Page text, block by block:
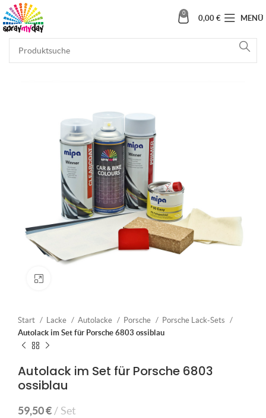
0
0,00 € MENÜ
Start Lacke Autolacke Porsche
Porsche Lack-Sets
Autolack im Set für Porsche 6803 ossiblau
Autolack im Set für Porsche 6803
ossiblau
59,50€ Set